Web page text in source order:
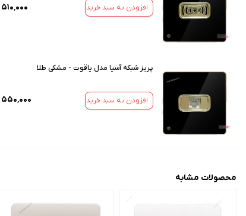
افزودن به سبد خرید ۵۱۰٬۰۰۰
پریز شبکه آسیا مدل یاقوت - مشکی طلا
افزودن به سبد خرید ۵۵۰٬۰۰۰
محصولات مشابه